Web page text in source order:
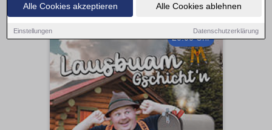
Alle Cookies akzeptieren Alle Cookies ablehnen
Einstellungen Datenschutzerklärung
20:00 Uhr